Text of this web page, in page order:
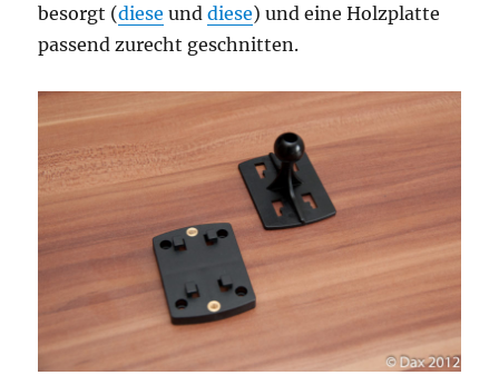
besorgt (diese unddiese) und eine Holzplatte
passend zurecht geschnitten.